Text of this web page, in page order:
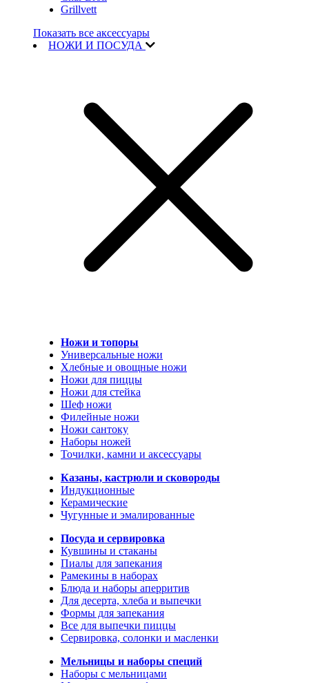
Grillvett
Показать все аксессуары
НОЖИ И ПОСУДА
Ножи и топоры
Универсальные ножи
Хлебные и овощные ножи
Ножи для пиццы
Ножи для стейка
Шеф ножи
Филейные ножи
Ножи сантоку
Наборы ножей
Точилки, камни и аксессуары
Казаны, кастрюли и сковороды
Индукционные
Керамические
Чугунные и эмалированные
Посуда и сервировка
Кувшины и стаканы
Пиалы для запекания
Рамекины в наборах
Блюда и наборы аперритив
Для десерта, хлеба и выпечки
Формы для запекания
Все для выпечки пиццы
Сервировка, солонки и масленки
Мельницы и наборы специй
Наборы с мельницами